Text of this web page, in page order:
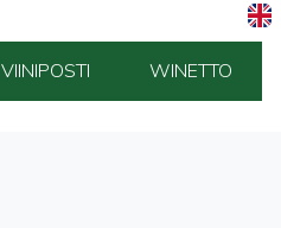
VIINIPOSTI WINETTO